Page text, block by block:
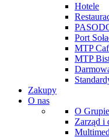
Hotele
Port
MTP
MTP
Zakupy
O nas
O
Zarząd i